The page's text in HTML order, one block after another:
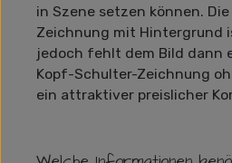
in Szene setzen können.
Zeichnung mit Hintergrund
jedoch fehlt dem Bild dann
Kopf-Schulter-Zeichnung
ein attraktiver preislicher